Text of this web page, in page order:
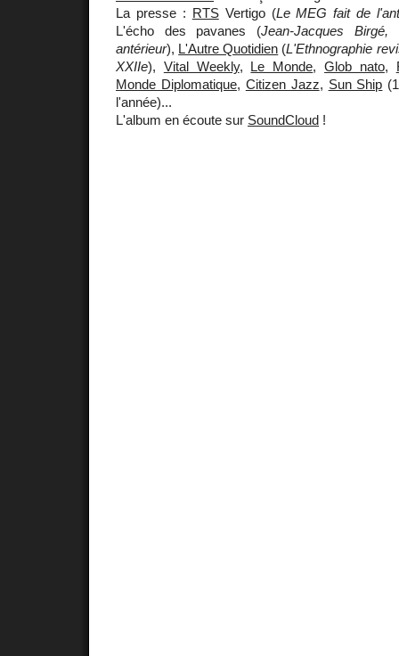
La presse : RTSVertigo (Le MEG fait de
L'écho des pavanes (Jean-Jacques Birgé,
antérieur), L'Autre Quotidien (L'Ethnographie
XXIIe), Vital Weekly, Le Monde,Glob nato,
Monde Diplomatique, Citizen Jazz, Sun Ship
l'année)...
L'album en écoute sur SoundCloud !